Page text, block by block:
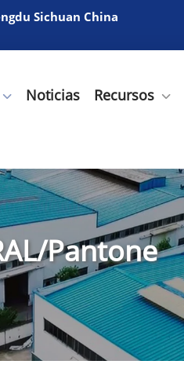
Sichuan China
Noticias Recursos
Pantone